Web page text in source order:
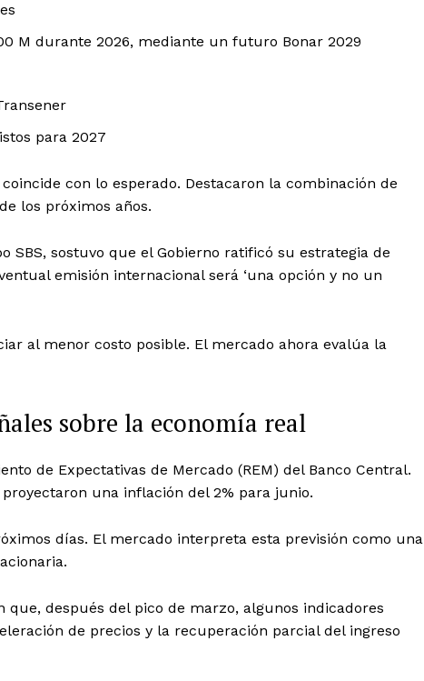
M durante 2026, mediante un futuro Bonar 2029
para 2027
con lo esperado. Destacaron la combinación de
los próximos años.
SBS, sostuvo que el Gobierno ratificó su estrategia de
emisión internacional será ‘una opción y no un
al menor costo posible. El mercado ahora evalúa la
sobre la economía real
de Expectativas de Mercado (REM) del Banco Central.
una inflación del 2% para junio.
días. El mercado interpreta esta previsión como una
que, después del pico de marzo, algunos indicadores
de precios y la recuperación parcial del ingreso